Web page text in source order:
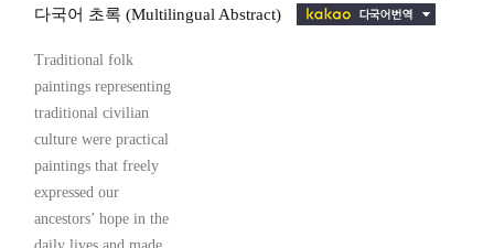
다국어 초록 (Multilingual Abstract)
Traditional folk
paintings representing
traditional civilian
culture were practical
paintings that freely
expressed our
ancestors’ hope in the